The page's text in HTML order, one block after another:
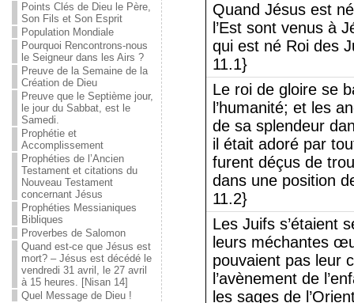
Points Clés de Dieu le Père,
Son Fils et Son Esprit
Population Mondiale
Pourquoi Rencontrons-nous
le Seigneur dans les Airs ?
Preuve de la Semaine de la
Création de Dieu
Preuve que le Septième jour,
le jour du Sabbat, est le
Samedi.
Prophétie et
Accomplissement
Prophéties de l’Ancien
Testament et citations du
Nouveau Testament
concernant Jésus
Prophéties Messianiques
Bibliques
Proverbes de Salomon
Quand est-ce que Jésus est
mort? – Jésus est décédé le
vendredi 31 avril, le 27 avril
à 15 heures. [Nisan 14]
Quel Message de Dieu !
Quand Jésus est
l’Est sont venus à
qui est né Roi des
11.1}
Le roi de gloire se
l’humanité; et les
de sa splendeur
il était adoré par
furent déçus de
dans une position
11.2}
Les Juifs s’étaient
leurs méchantes
pouvaient pas leur
l’avènement de
les sages de